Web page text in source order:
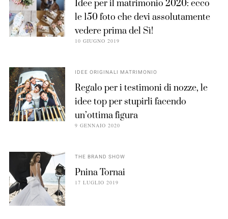
Idee per il matrimonio 2020: ecco
le 150 foto che devi assolutamente
vedere prima del Sì!
10 GIUGNO 2019
IDEE ORIGINALI MATRIMONIO
Regalo per i testimoni di nozze, le
idee top per stupirli facendo
un’ottima figura
9 GENNAIO 2020
THE BRAND SHOW
Pnina Tornai
17 LUGLIO 2019